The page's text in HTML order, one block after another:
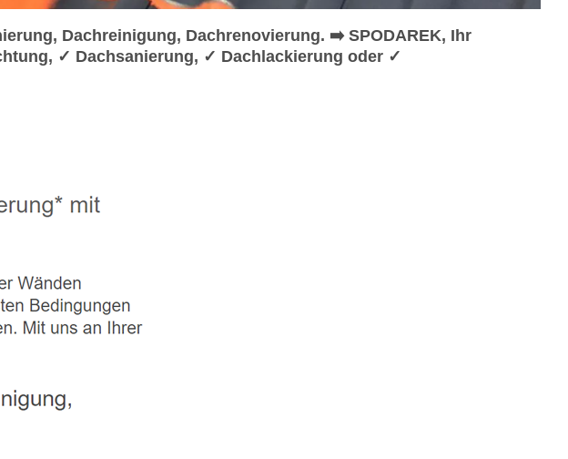
Dachreinigung, Dachrenovierung. ➡️ SPODAREK, Ihr
✓ Dachsanierung, ✓ Dachlackierung oder ✓